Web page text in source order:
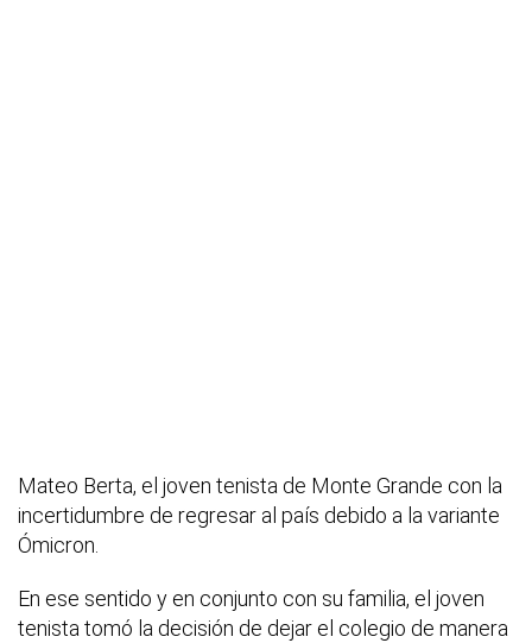
Mateo Berta, el joven tenista de Monte Grande con la
incertidumbre de regresar al país debido a la variante
Ómicron.
En ese sentido y en conjunto con su familia, el joven
tenista tomó la decisión de dejar el colegio de manera